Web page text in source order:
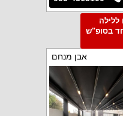
₪ ללילה
בסופ"ש
אבן מנחם